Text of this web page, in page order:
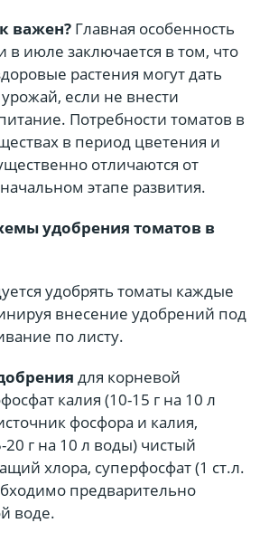
важен? Главная особенность
в июле заключается в том, что
растения могут дать
если не внести
Потребности томатов в
в период цветения и
отличаются от
этапе развития.
удобрения томатов в
удобрять томаты каждые
внесение удобрений под
по листу.
для корневой
калия (10-15 г на 10 л
фосфора и калия,
20 г на 10 л воды) чистый
хлора, суперфосфат (1 ст.л.
предварительно
воде.